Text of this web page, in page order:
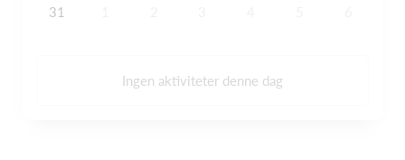
31
Ingen aktiviteter denne dag